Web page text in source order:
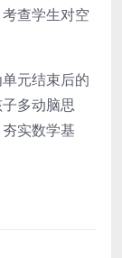
查学生对空
元结束后的
多动脑思
夯实数学基